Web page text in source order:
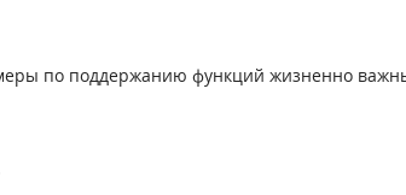
по поддержанию функций жизненно